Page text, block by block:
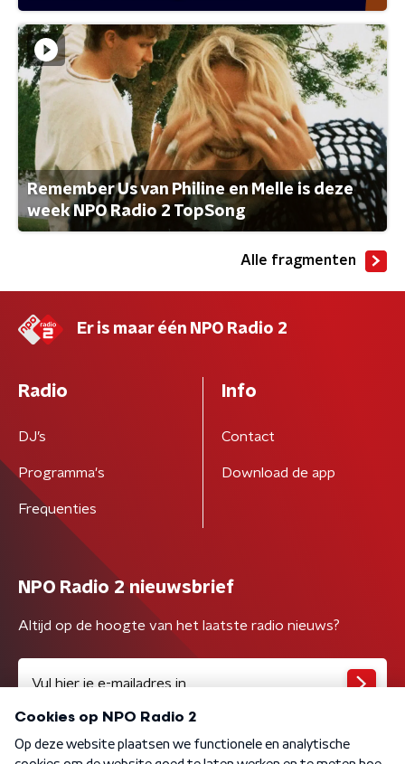
Remember Us van Philine en Melle is deze
week NPO Radio 2 TopSong
Alle fragmenten
Er is maar één NPO Radio 2
Radio
DJ’s
Programma's
Frequenties
Info
Contact
Download de app
NPO Radio 2 nieuwsbrief
Altijd op de hoogte van het laatste radio nieuws?